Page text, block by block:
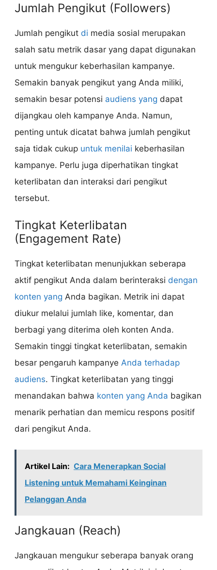
Jumlah Pengikut (Followers)
Jumlah pengikut di media sosial merupakan
salah satu metrik dasar yang dapat digunakan
untuk mengukur keberhasilan kampanye.
Semakin banyak pengikut yang Anda miliki,
semakin besar potensi audiens yang dapat
dijangkau oleh kampanye Anda. Namun,
penting untuk dicatat bahwa jumlah pengikut
saja tidak cukup untuk menilai keberhasilan
kampanye. Perlu juga diperhatikan tingkat
keterlibatan dan interaksi dari pengikut
tersebut.
Tingkat Keterlibatan
(Engagement Rate)
Tingkat keterlibatan menunjukkan seberapa
aktif pengikut Anda dalam berinteraksi dengan
konten yang Anda bagikan. Metrik ini dapat
diukur melalui jumlah like, komentar, dan
berbagi yang diterima oleh konten Anda.
Semakin tinggi tingkat keterlibatan, semakin
besar pengaruh kampanye Anda terhadap
audiens. Tingkat keterlibatan yang tinggi
menandakan bahwa konten yang Anda bagikan
menarik perhatian dan memicu respons positif
dari pengikut Anda.
Artikel Lain: Cara Menerapkan Social
Listening untuk Memahami Keinginan
Pelanggan Anda
Jangkauan (Reach)
Jangkauan mengukur seberapa banyak orang